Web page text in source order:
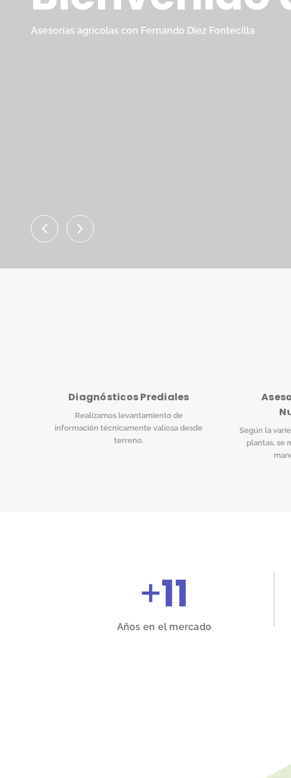
Asesorías agrícolas con Fernando Diez Fontecilla
Diagnósticos Prediales
Realizamos levantamiento de
información técnicamente valiosa desde
terreno.
Según la
plantas, se
+11
Años en el mercado